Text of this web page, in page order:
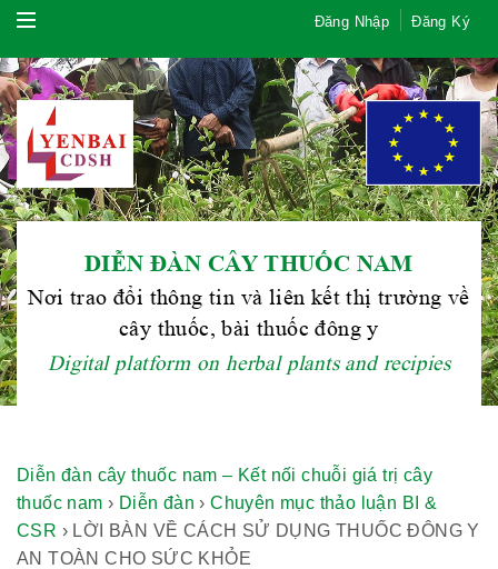
Đăng Nhập Đăng Ký
DIỄN ĐÀN CÂY THUỐC NAM
Nơi trao đổi thông tin và liên kết thị trường về
cây thuốc, bài thuốc đông y
Digital platform on herbal plants and recipies
Diễn đàn cây thuốc nam – Kết nối chuỗi giá trị cây
thuốc nam › Diễn đàn › Chuyên mục thảo luận BI &
CSR › LỜI BÀN VỀ CÁCH SỬ DỤNG THUỐC ĐÔNG Y
AN TOÀN CHO SỨC KHỎE